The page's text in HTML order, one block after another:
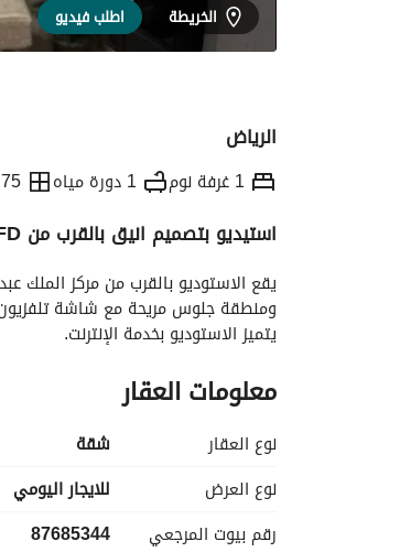
الخريطة اطلب فيديو
الرياض
1 غرفة نوم 1 دورة مياه 75 م2
استيديو بتصميم انيق بالقرب من KAFD
يتميز الاستوديو بخدمة الإنترنت.
معلومات العقار
نوع العقار
شقة
نوع العرض
للايجار اليومي
رقم بيوت المرجعي
87685344